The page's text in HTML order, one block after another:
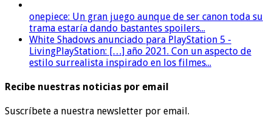
onepiece: Un gran juego aunque de ser canon toda su
trama estaría dando bastantes spoilers...
White Shadows anunciado para PlayStation 5 -
LivingPlayStation: […] año 2021. Con un aspecto de
estilo surrealista inspirado en los filmes...
Recibe nuestras noticias por email
Suscríbete a nuestra newsletter por email.